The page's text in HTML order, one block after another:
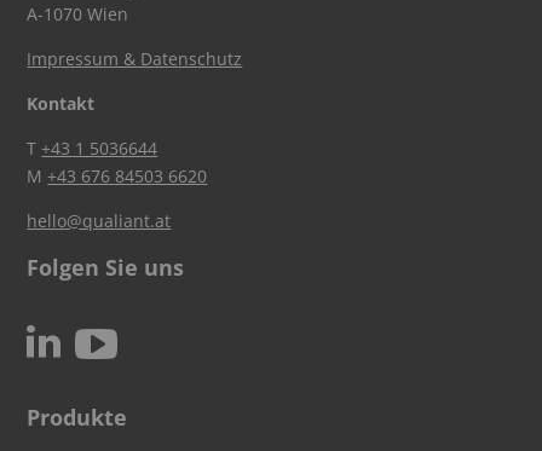
A-1070 Wien
Impressum & Datenschutz
Kontakt
T+43 1 5036644
M+43 676 84503 6620
hello@qualiant.at
Folgen Sie uns
N c
Produkte